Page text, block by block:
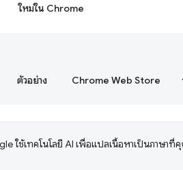
ใหม่ใน Chrome
ตัวอย่าง Chrome Web Store
ใช้เทคโนโลยี AI เพื่อแปลเนื้อหาเป็นภาษาที่